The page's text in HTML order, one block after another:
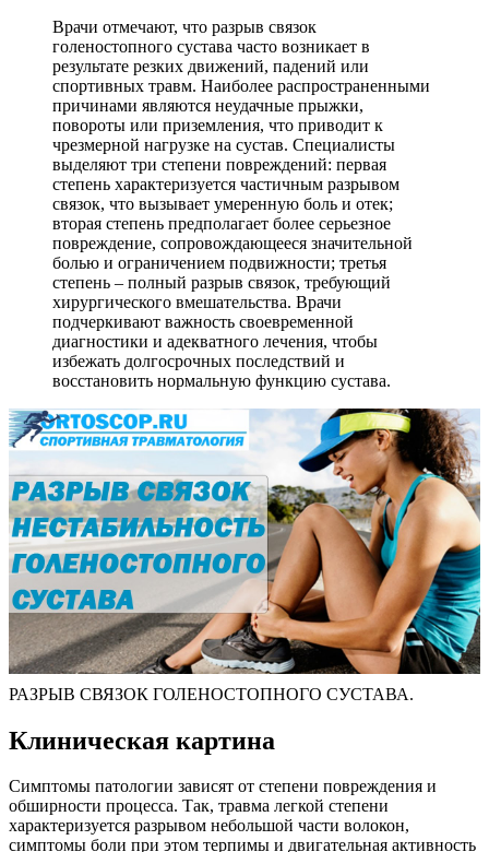
Врачи отмечают, что разрыв связок
голеностопного сустава часто возникает в
результате резких движений, падений или
спортивных травм. Наиболее распространенными
причинами являются неудачные прыжки,
повороты или приземления, что приводит к
чрезмерной нагрузке на сустав. Специалисты
выделяют три степени повреждений: первая
степень характеризуется частичным разрывом
связок, что вызывает умеренную боль и отек;
вторая степень предполагает более серьезное
повреждение, сопровождающееся значительной
болью и ограничением подвижности; третья
степень – полный разрыв связок, требующий
хирургического вмешательства. Врачи
подчеркивают важность своевременной
диагностики и адекватного лечения, чтобы
избежать долгосрочных последствий и
восстановить нормальную функцию сустава.
РАЗРЫВ СВЯЗОК ГОЛЕНОСТОПНОГО СУСТАВА.
Клиническая картина
Симптомы патологии зависят от степени повреждения и
обширности процесса. Так, травма легкой степени
характеризуется разрывом небольшой части волокон,
симптомы боли при этом терпимы и двигательная активность